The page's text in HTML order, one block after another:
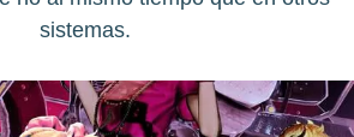
sistemas.